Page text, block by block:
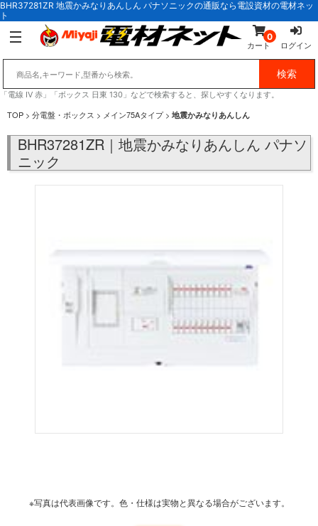
BHR37281ZR 地震かみなりあんしん パナソニックの通販なら電設資材の電材ネッ
ト
0
カート ログイン
「電線 IV 赤」「ボックス 日東 130」などで検索すると、探しやすくなります。
TOP > 分電盤・ボックス > メイン75Aタイプ> 地震かみなりあんしん
BHR37281ZR｜地震かみなりあんしん パナソ
ニック
※写真は代表画像です。色・仕様は実物と異なる場合がございます。